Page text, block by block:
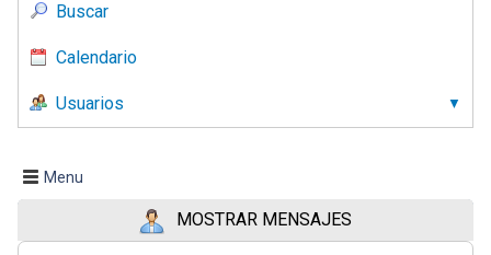
Buscar
Calendario
Usuarios
Menu
MOSTRAR MENSAJES